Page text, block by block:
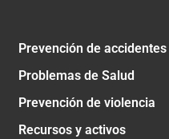
Prevención de accidentes
Problemas de Salud
Prevención de violencia
Recursos y activos